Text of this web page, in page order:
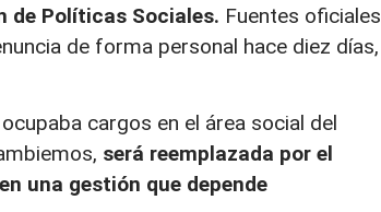
de Políticas Sociales. Fuentes oficiales
de forma personal hace diez días,
cargos en el área social del
será reemplazada por el
una gestión que depende